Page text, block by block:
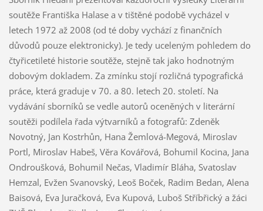
soutěže Františka Halase a v tištěné podobě vycházel v
letech 1972 až 2008 (od té doby vychází z finančních
důvodů pouze elektronicky). Je tedy uceleným pohledem do
čtyřicetileté historie soutěže, stejně tak jako hodnotným
dobovým dokladem. Za zmínku stojí rozličná typografická
práce, která graduje v 70. a 80. letech 20. století. Na
vydávání sborníků se vedle autorů oceněných v literární
soutěži podílela řada výtvarníků a fotografů: Zdeněk
Novotný, Jan Kostrhůn, Hana Žemlová-Megová, Miroslav
Portl, Miroslav Habeš, Věra Kovářová, Bohumil Kocina, Jana
Ondroušková, Bohumil Nečas, Vladimír Bláha, Svatoslav
Hemzal, Evžen Svanovský, Leoš Boček, Radim Bedan, Alena
Baisová, Eva Juračková, Eva Kupová, Luboš Stříbřický a žáci